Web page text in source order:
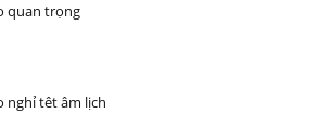
quan trọng
nghỉ têt âm lịch